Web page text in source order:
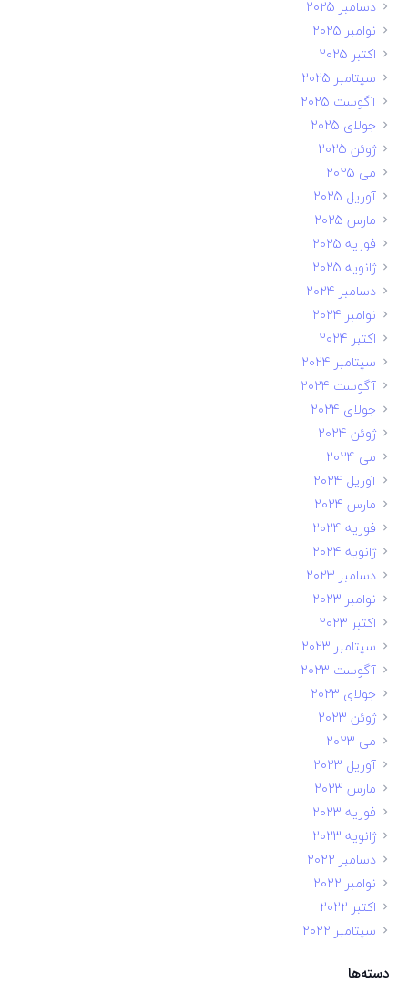
دسامبر 2025
نوامبر 2025
اکتبر 2025
سپتامبر 2025
آگوست 2025
جولای 2025
ژوئن 2025
می 2025
آوریل 2025
مارس 2025
فوریه 2025
ژانویه 2025
دسامبر 2024
نوامبر 2024
اکتبر 2024
سپتامبر 2024
آگوست 2024
جولای 2024
ژوئن 2024
می 2024
آوریل 2024
مارس 2024
فوریه 2024
ژانویه 2024
دسامبر 2023
نوامبر 2023
اکتبر 2023
سپتامبر 2023
آگوست 2023
جولای 2023
ژوئن 2023
می 2023
آوریل 2023
مارس 2023
فوریه 2023
ژانویه 2023
دسامبر 2022
نوامبر 2022
اکتبر 2022
سپتامبر 2022
دسته‌ها